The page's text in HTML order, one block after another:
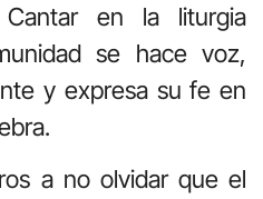
en la liturgia
se hace voz,
y expresa su fe en
a no olvidar que el